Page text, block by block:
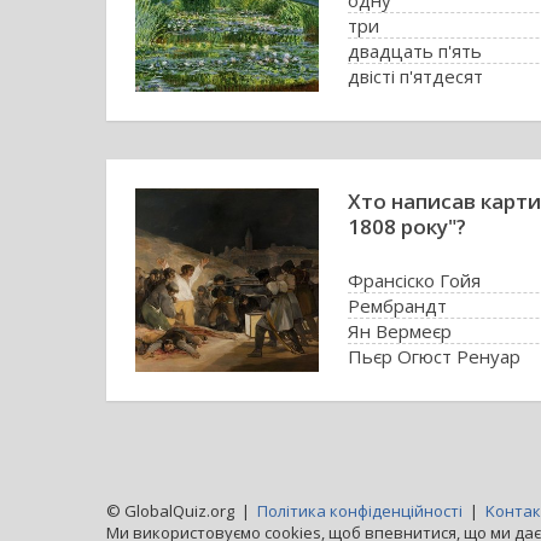
три
двадцать п'ять
двісті п'ятдесят
Хто написав
1808 року"?
Франсіско Гойя
Рембрандт
Ян Вермеєр
Пьєр Огюст Ренуар
© GlobalQuiz.org | Політика конфіденційності |
Ми використовуємо cookies, щоб впевнитися, що ми